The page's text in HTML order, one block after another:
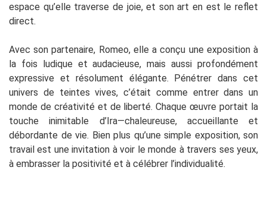
espace qu’elle traverse de joie, et son art en est le reflet
direct.
Avec son partenaire, Romeo, elle a conçu une exposition à
la fois ludique et audacieuse, mais aussi profondément
expressive et résolument élégante. Pénétrer dans cet
univers de teintes vives, c’était comme entrer dans un
monde de créativité et de liberté. Chaque œuvre portait la
touche inimitable d’Ira—chaleureuse, accueillante et
débordante de vie. Bien plus qu’une simple exposition, son
travail est une invitation à voir le monde à travers ses yeux,
à embrasser la positivité et à célébrer l’individualité.